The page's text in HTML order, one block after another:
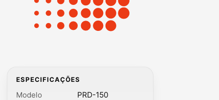
ESPECIFICAÇÕES
Modelo
PRD-150